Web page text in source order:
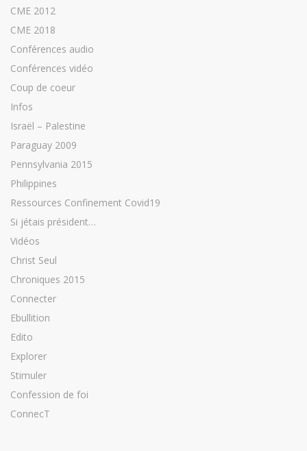
CME 2012
CME 2018
Conférences audio
Conférences vidéo
Coup de coeur
Infos
Israël – Palestine
Paraguay 2009
Pennsylvania 2015
Philippines
Ressources Confinement Covid19
Si jétais président…
Vidéos
Christ Seul
Chroniques 2015
Connecter
Ebullition
Edito
Explorer
Stimuler
Confession de foi
ConnecT